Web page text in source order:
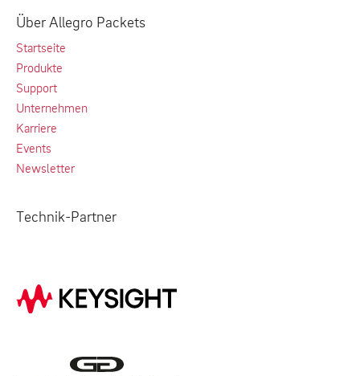
Über Allegro Packets
Startseite
Produkte
Support
Unternehmen
Karriere
Events
Newsletter
Technik-Partner